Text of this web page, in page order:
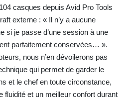
casques depuis Avid Pro Tools
externe : « Il n’y a aucune
si je passe d’une session à une
parfaitement conservées… ».
nous n’en dévoilerons pas
qui permet de garder le
et le chef en toute circonstance,
fluidité et un meilleur confort durant